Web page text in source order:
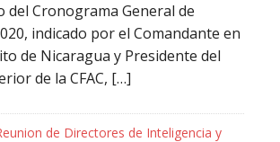
del Cronograma General de
indicado por el Comandante en
de Nicaragua y Presidente del
de la CFAC, […]
de Directores de Inteligencia y